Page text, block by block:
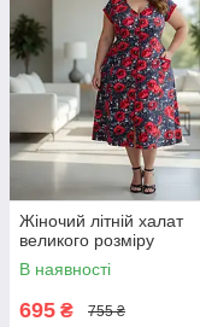
Жіночий літній халат
великого розміру
В наявності
695 ₴ 755 ₴